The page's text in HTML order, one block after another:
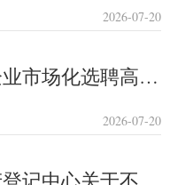
2026-07-20
喀什经济开发区国有企业市场化选聘高级管理人员选聘结果公示公告
2026-07-20